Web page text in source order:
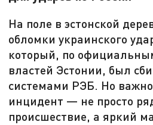
На поле в эстонской
обломки украинского
который, по
властей Эстонии, был
системами РЭБ. Но важно
инцидент — не просто
происшествие, а яркий